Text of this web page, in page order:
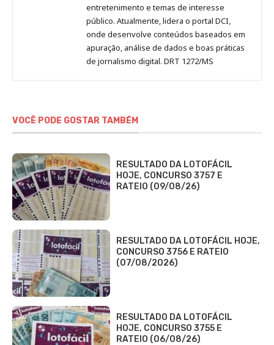
entretenimento e temas de interesse
público. Atualmente, lidera o portal DCI,
onde desenvolve conteúdos baseados em
apuração, análise de dados e boas práticas
de jornalismo digital. DRT 1272/MS
VOCÊ PODE GOSTAR TAMBÉM
RESULTADO DA LOTOFÁCIL
HOJE, CONCURSO 3757 E
RATEIO (09/08/26)
RESULTADO DA LOTOFÁCIL HOJE,
CONCURSO 3756 E RATEIO
(07/08/2026)
RESULTADO DA LOTOFÁCIL
HOJE, CONCURSO 3755 E
RATEIO (06/08/26)